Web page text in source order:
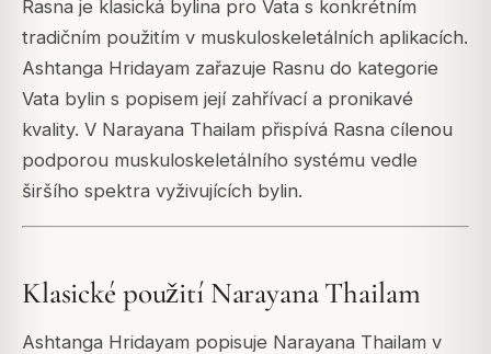
Rasna je klasická bylina pro Vata s konkrétním
tradičním použitím v muskuloskeletálních aplikacích.
Ashtanga Hridayam zařazuje Rasnu do kategorie
Vata bylin s popisem její zahřívací a pronikavé
kvality. V Narayana Thailam přispívá Rasna cílenou
podporou muskuloskeletálního systému vedle
širšího spektra vyživujících bylin.
Klasické použití Narayana Thailam
Ashtanga Hridayam popisuje Narayana Thailam v